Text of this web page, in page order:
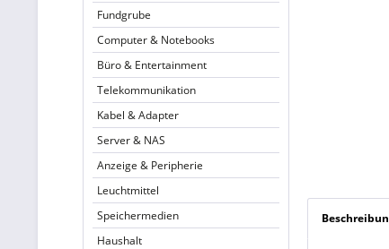
Fundgrube
Computer & Notebooks
Büro & Entertainment
Telekommunikation
Kabel & Adapter
Server & NAS
Anzeige & Peripherie
Leuchtmittel
Speichermedien
Haushalt